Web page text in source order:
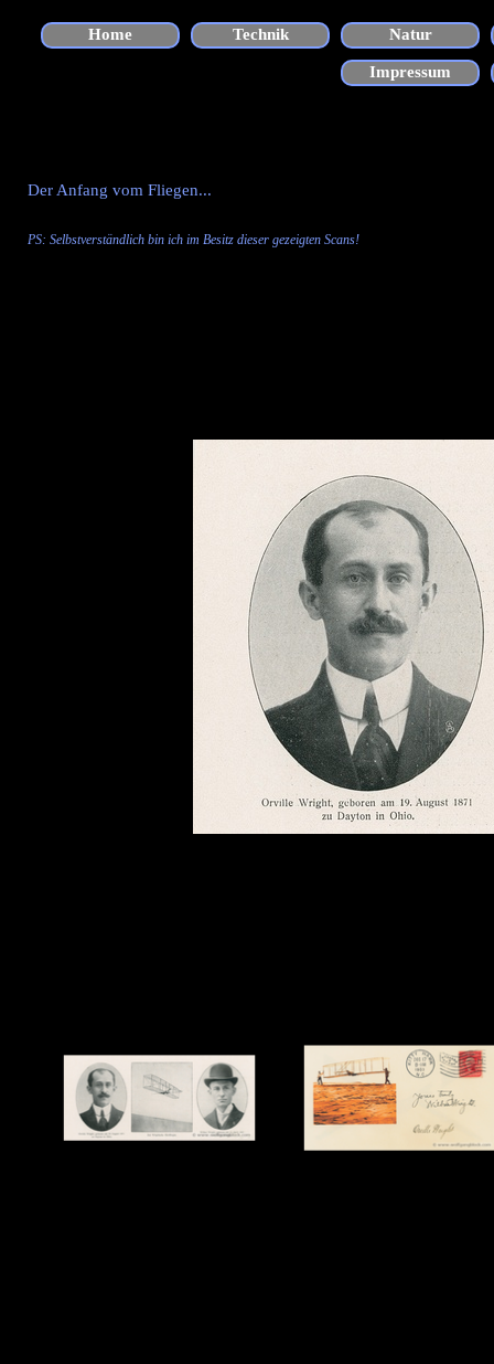
Home Technik ▼
Natur
Impressum
Der Anfang vom Fliegen...
PS: Selbstverständlich bin ich im Besitz dieser gezeigten Scans!